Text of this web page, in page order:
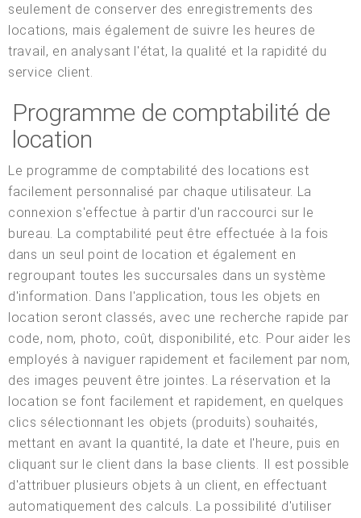
seulement de conserver des enregistrements des
locations, mais également de suivre les heures de
travail, en analysant l'état, la qualité et la rapidité du
service client.
Programme de comptabilité de
location
Le programme de comptabilité des locations est
facilement personnalisé par chaque utilisateur. La
connexion s'effectue à partir d'un raccourci sur le
bureau. La comptabilité peut être effectuée à la fois
dans un seul point de location et également en
regroupant toutes les succursales dans un système
d'information. Dans l'application, tous les objets en
location seront classés, avec une recherche rapide par
code, nom, photo, coût, disponibilité, etc. Pour aider les
employés à naviguer rapidement et facilement par nom,
des images peuvent être jointes. La réservation et la
location se font facilement et rapidement, en quelques
clics sélectionnant les objets (produits) souhaités,
mettant en avant la quantité, la date et l'heure, puis en
cliquant sur le client dans la base clients. Il est possible
d'attribuer plusieurs objets à un client, en effectuant
automatiquement des calculs. La possibilité d'utiliser